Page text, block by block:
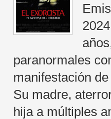
paranormales
manifestación
Su madre,
hija a múltiples